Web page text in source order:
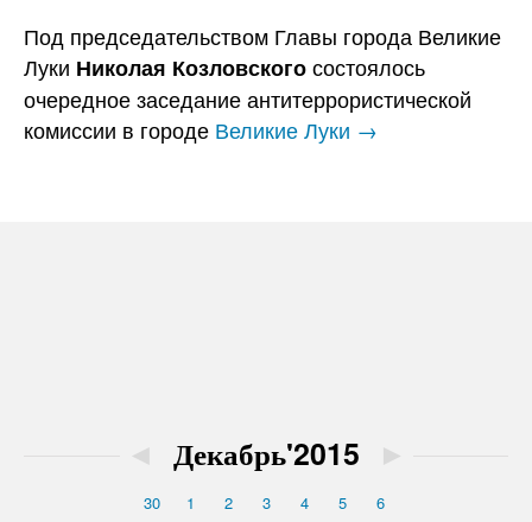
Под председательством Главы города Великие
Луки Николая Козловскогосостоялось
очередное заседание антитеррористической
комиссии в городе Великие Луки →
◄ Декабрь'2015 ►
30 1 2 3 4 5
6